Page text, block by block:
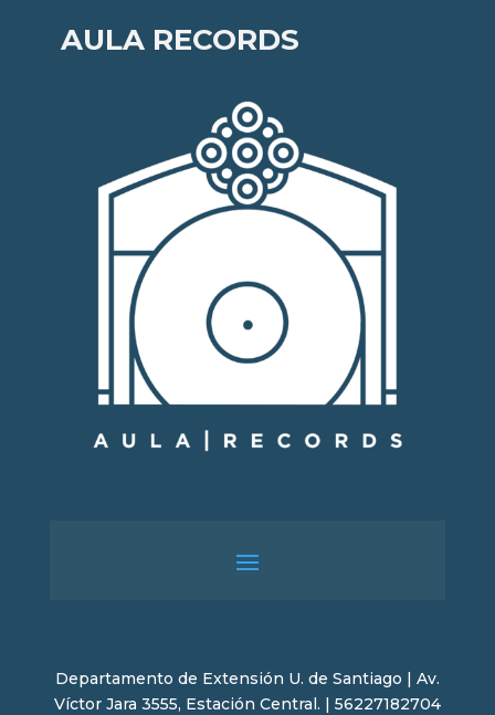
AULA RECORDS
Departamento de Extensión U. de Santiago | Av.
Víctor Jara 3555, Estación Central. | 56227182704